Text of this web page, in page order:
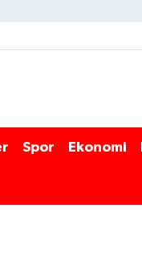
Spor Ekonomi